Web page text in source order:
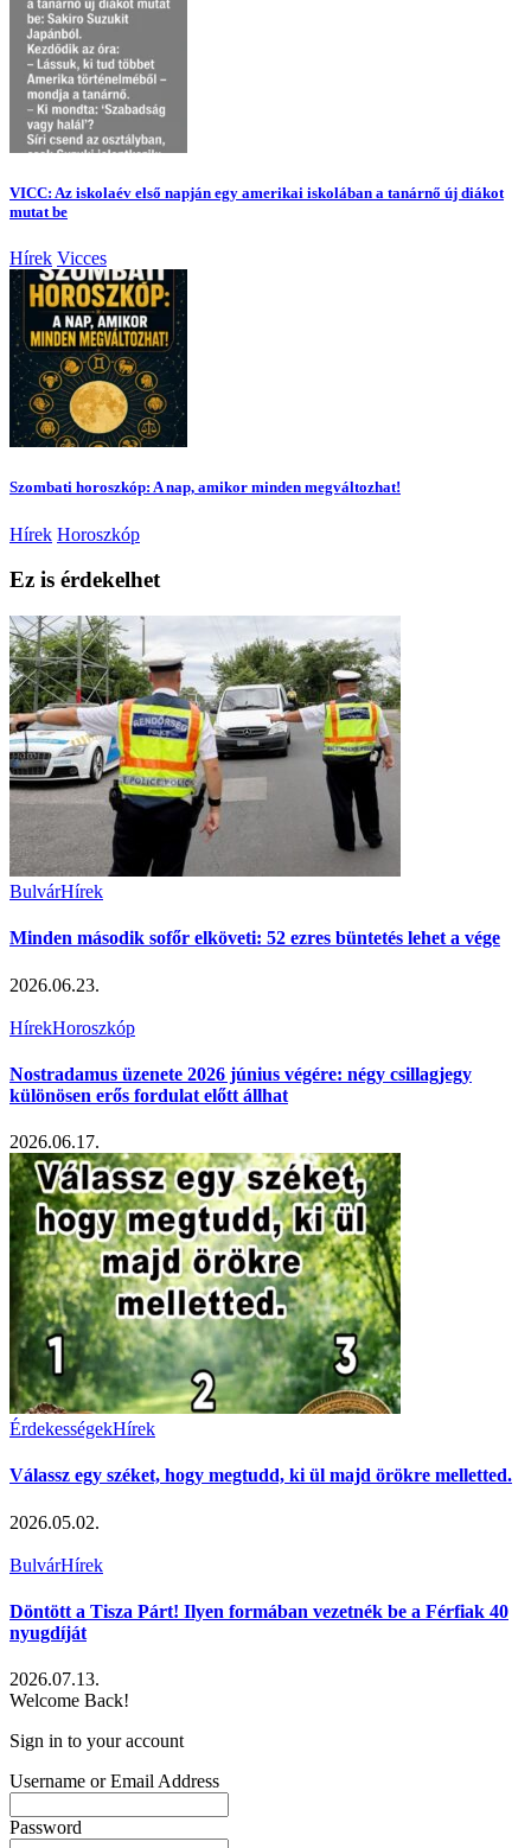
VICC: Az iskolaév első napján egy amerikai iskolában a tanárnő új diákot
mutat be
Hírek Vicces
Szombati horoszkóp: A nap, amikor minden megváltozhat!
Hírek Horoszkóp
Ez is érdekelhet
BulvárHírek
Minden második sofőr elköveti: 52 ezres büntetés lehet a vége
2026.06.23.
HírekHoroszkóp
Nostradamus üzenete 2026 június végére: négy csillagjegy
különösen erős fordulat előtt állhat
2026.06.17.
ÉrdekességekHírek
Válassz egy széket, hogy megtudd, ki ül majd örökre melletted.
2026.05.02.
BulvárHírek
Döntött a Tisza Párt! Ilyen formában vezetnék be a Férfiak 40
nyugdíját
2026.07.13.
Welcome Back!
Sign in to your account
Username or Email Address
Password